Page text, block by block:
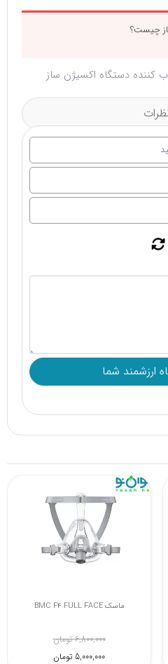
چیست؟
کننده دستگاه اکسیژن ساز
اتو سی پپ اتوماتیک سفام مدل S.box
135,000,000 تومان
130,000,000 تومان